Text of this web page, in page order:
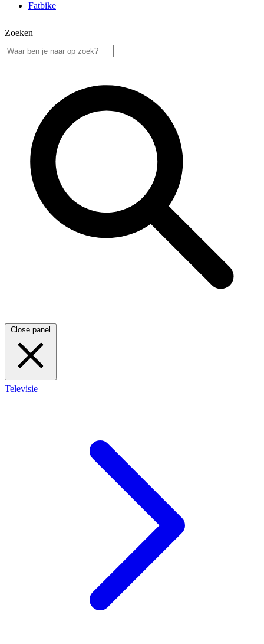
Fatbike
Zoeken
Close panel
Televisie